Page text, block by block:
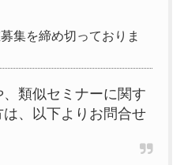
集を締め切っておりま
類似セミナーに関す
、以下よりお問合せ